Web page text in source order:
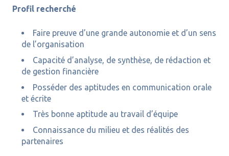
Profil recherché
Faire preuve d’une grande autonomie et d’un sens
de l’organisation
Capacité d’analyse, de synthèse, de rédaction et
de gestion financière
Posséder des aptitudes en communication orale
et écrite
Très bonne aptitude au travail d’équipe
Connaissance du milieu et des réalités des
partenaires